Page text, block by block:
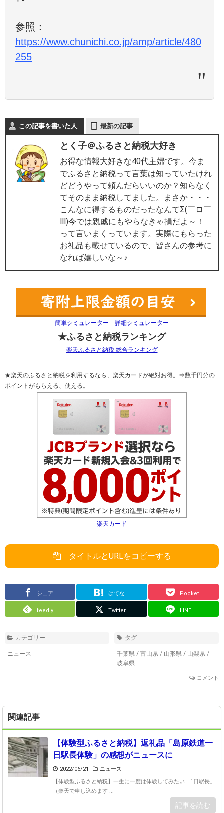
参照：
https://www.chunichi.co.jp/amp/article/480
255
この記事を書いた人 最新の記事
とく子＠ふるさと納税大好き
お得な情報大好きな40代主婦です。今ま
でふるさと納税って言葉は知っていたけれ
どどうやって頼んだらいいのか？知らなく
てそのまま納税してました。まさか・・・
こんなに得するものだったなんてΣ(￣ロ￣
lll)今では親戚にもやらなきゃ損だよ～！
って言いまくっています。実際にもらった
お礼品も載せているので、皆さんの参考に
なれば嬉しいな～♪
簡単シミュレーター 詳細シミュレーター
★ふるさと納税ランキング
楽天ふるさと納税 総合ランキング
★楽天のふるさと納税を利用するなら、楽天カードが絶対お得。⇒数千円分の
ポイントがもらえる、使える。
楽天カード
タイトルとURLをコピーする
シェア はてな Pocket
feedly Twitter LINE
カテゴリー
ニュース
タグ
千葉県 / 富山県 / 山形県 / 山梨県 /
岐阜県
コメント
関連記事
【体験型ふるさと納税】返礼品「島原鉄道一
日駅長体験」の感想がニュースに
2022/06/21
ニュース
【体験型ふるさと納税】一生に一度は体験してみたい「1日駅長」
（楽天で申し込めます ...
記事を読む